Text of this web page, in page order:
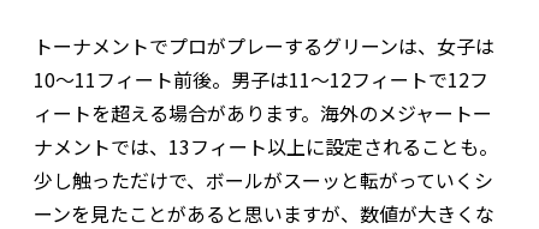
トーナメントでプロがプレーするグリーンは、女子は
10～11フィート前後。男子は11～12フィートで12フ
ィートを超える場合があります。海外のメジャートー
ナメントでは、13フィート以上に設定されることも。
少し触っただけで、ボールがスーッと転がっていくシ
ーンを見たことがあると思いますが、数値が大きくな